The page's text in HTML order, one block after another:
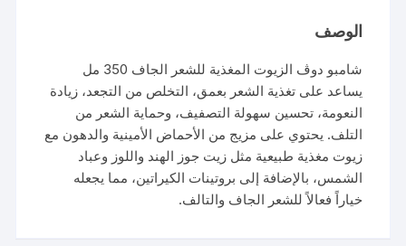
الوصف
شامبو دوڤ الزيوت المغذية للشعر الجاف 350 مل
يساعد على تغذية الشعر بعمق، التخلص من التجعد، زيادة
النعومة، تحسين سهولة التصفيف، وحماية الشعر من
التلف. يحتوي على مزيج من الأحماض الأمينية والدهون مع
زيوت مغذية طبيعية مثل زيت جوز الهند واللوز وعباد
الشمس، بالإضافة إلى بروتينات الكيراتين، مما يجعله
خياراً فعالاً للشعر الجاف والتالف.